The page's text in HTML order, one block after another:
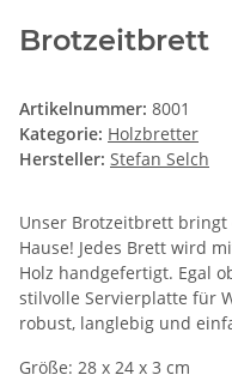
Brotzeitbrett
Artikelnummer: 8001
Kategorie: Holzbretter
Hersteller: Stefan Selch
Unser Brotzeitbrett
Hause! Jedes Brett wird
Holz handgefertigt. Egal
stilvolle Servierplatte für
robust, langlebig und
Größe: 28 x 24 x 3 cm